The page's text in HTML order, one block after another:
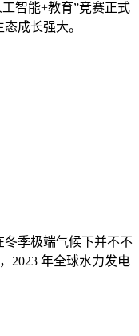
智能+教育”竞赛正式
成长强大。
季极端气候下并不不
2023 年全球水力发电